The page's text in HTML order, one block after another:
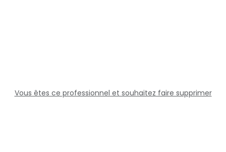
Vous êtes ce professionnel et souhaitez faire supprimer